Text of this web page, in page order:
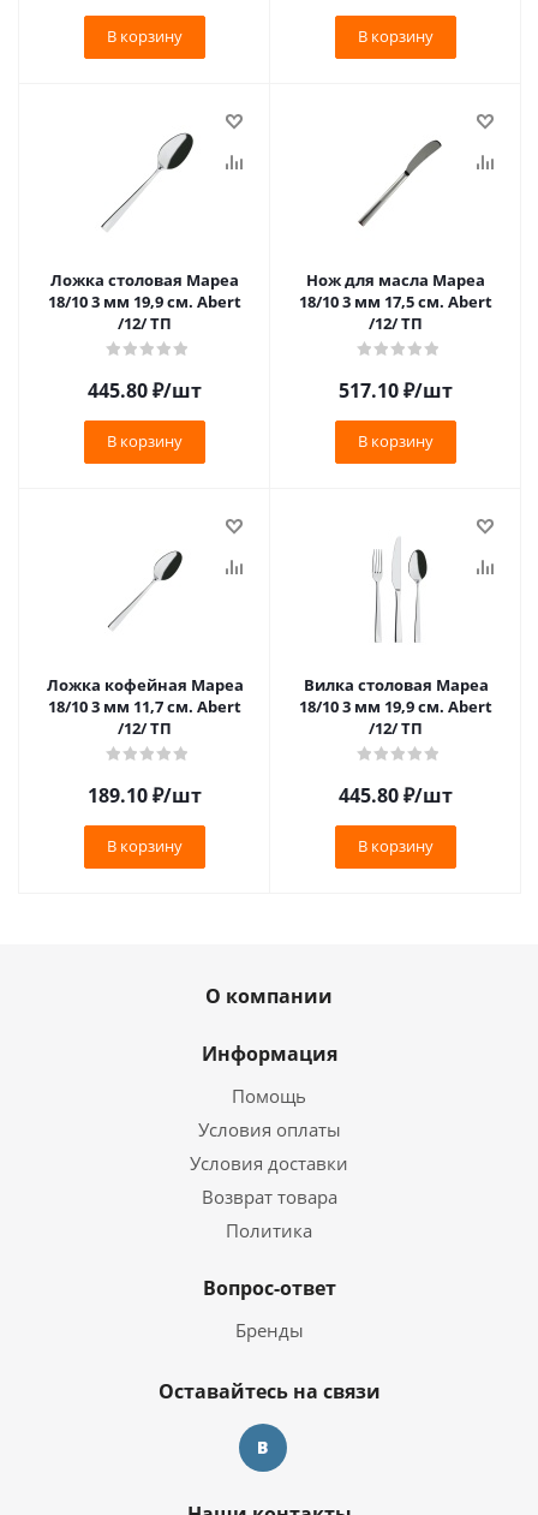
В корзину В корзину
Ложка столовая Мареа
18/10 3 мм 19,9 см. Abert
/12/ ТП
445.80₽/шт
В корзину
Нож для масла Мареа
18/10 3 мм 17,5 см. Abert
/12/ ТП
517.10₽/шт
В корзину
Ложка кофейная Мареа
18/10 3 мм 11,7 см. Abert
/12/ ТП
189.10₽/шт
В корзину
Вилка столовая Мареа
18/10 3 мм 19,9 см. Abert
/12/ ТП
445.80₽/шт
В корзину
О компании
Информация
Помощь
Условия оплаты
Условия доставки
Возврат товара
Политика
Вопрос-ответ
Бренды
Оставайтесь на связи